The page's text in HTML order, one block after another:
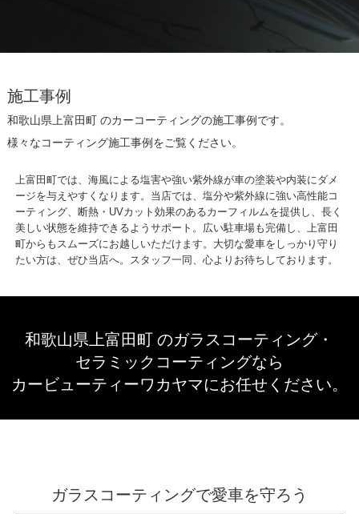
施工事例
和歌山県上富田町 のカーコーティングの施工事例です。
様々なコーティング施工事例をご覧ください。
上富田町では、海風による塩害や強い紫外線が車の塗装や内装にダメ
ージを与えやすくなります。当店では、塩分や紫外線に強い高性能コ
ーティング、断熱・UVカット効果のあるカーフィルムを提供し、長く
美しい状態を維持できるようサポート。広い駐車場も完備し、上富田
町からもスムーズにお越しいただけます。大切な愛車をしっかり守り
たい方は、ぜひ当店へ。スタッフ一同、心よりお待ちしております。
和歌山県上富田町 のガラスコーティング・
セラミックコーティングなら
カービューティーワカヤマにお任せください。
ガラスコーティングで愛車を守ろう